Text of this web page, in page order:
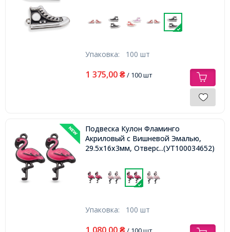
Упаковка: 100 шт
1 375,00 ₴/ 100 шт
Подвеска Кулон Фламинго
Акриловый с Вишневой Эмалью,
29.5x16x3мм, Отверстие 2мм,
...(УТ100034652)
Упаковка: 100 шт
₴